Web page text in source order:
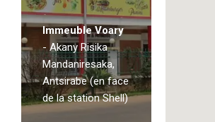
Immeuble Voary
- Akany Risika
Mandaniresaka,
Antsirabe (en face
de la station Shell)